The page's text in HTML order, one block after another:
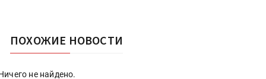
ПОХОЖИЕ НОВОСТИ
не найдено.